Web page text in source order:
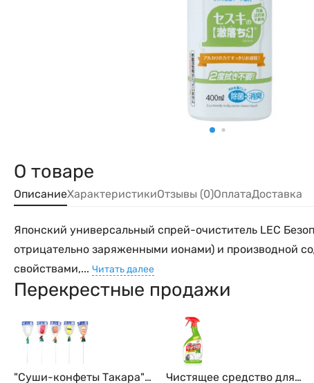
О товаре
ОписаниеХарактеристикиОтзывы (0)ОплатаДоставка
Японский универсальный спрей-очиститель LEC
отрицательно заряженными ионами) и производной
свойствами,... Читать далее
Перекрестные продажи
"Суши-конфеты Такара"
Чистящее средство для